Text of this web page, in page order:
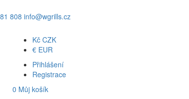
808 info@wgrills.cz
Kč CZK
€ EUR
Přihlášení
Registrace
0 Můj košík